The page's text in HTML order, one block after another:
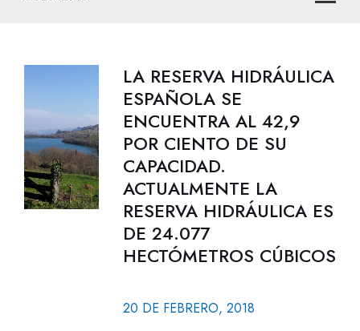
LA RESERVA HIDRÁULICA
ESPAÑOLA SE
ENCUENTRA AL 42,9
POR CIENTO DE SU
CAPACIDAD.
ACTUALMENTE LA
RESERVA HIDRÁULICA ES
DE 24.077
HECTÓMETROS CÚBICOS
20 DE FEBRERO, 2018